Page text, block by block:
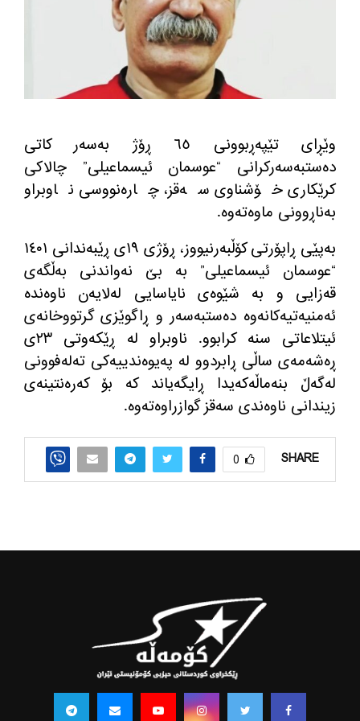
وێڕای تێپه‌ڕبوونی ٦٥ ڕۆژ به‌سه‌ر كاتی
ده‌ستبه‌سه‌ركرانی “عوسمان ئیسماعیلی” چالاكی
كرێكاری خۆشناوی سه‌قز، چاره‌نووسی ناوبراو
به‌ناڕوونی ماوه‌ته‌وه‌.
به‌پێی ڕاپۆرتی كۆڵبه‌رنیووز، ڕۆژی ١٩ی ڕێبه‌ندانی ١٤٠١
“عوسمان ئیسماعیلی” به‌ بێ نه‌واندنی به‌ڵگه‌ی
قه‌زایی و به‌ شێوه‌ی نایاسایی له‌لایه‌ن ناوه‌نده‌
ئه‌منیه‌تیه‌كانه‌وه‌ ده‌ستبه‌سه‌ر و ڕاگوێزی گرتووخانه‌ی
ئیتلاعاتی سنه‌ كرابوو. ناوبراو له‌ ڕێكه‌وتی ٢٣ی
ڕه‌شه‌مه‌ی ساڵی ڕابردوو له‌ په‌یوه‌ندییه‌كی ته‌له‌فوونی
له‌گه‌ڵ بنه‌ماڵه‌كه‌یدا ڕایگه‌یاند كه‌ بۆ كه‌ره‌نتینه‌ی
زیندانی ناوه‌ندی سه‌قز گوازراوه‌ته‌وه‌.
SHARE
0